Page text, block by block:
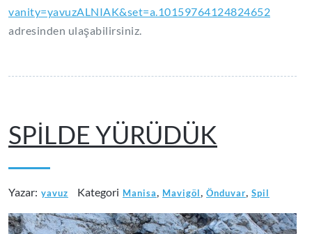
vanity=yavuzALNIAK&set=a.10159764124824652
adresinden ulaşabilirsiniz.
SPİLDE YÜRÜDÜK
Yazar: yavuz Kategori Manisa, Mavigöl, Önduvar, Spil